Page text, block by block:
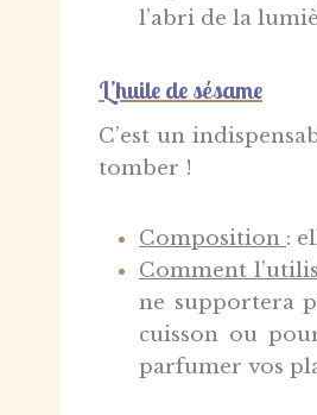
l’abri de la
L’huile de sésame
C’est un
tomber !
Composition : e
Comment
ne supportera
cuisson ou
parfumer vos